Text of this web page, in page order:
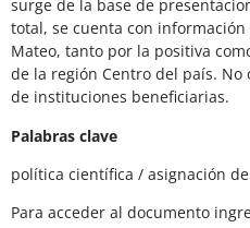
surge de la base de
total, se cuenta con
Mateo, tanto por la positiva
de la región Centro del país.
de instituciones beneficiarias.
Palabras clave
política científica / asignación
Para acceder al documento